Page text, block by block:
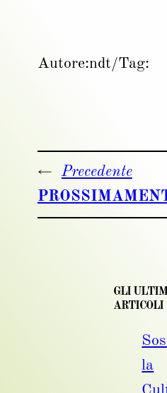
Autore:ndt/Tag:
←
Precedente
GLI
ARTICOLI
la